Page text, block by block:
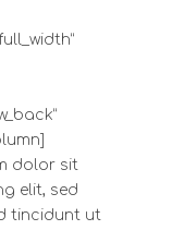
dolor sit
elit, sed
tincidunt ut